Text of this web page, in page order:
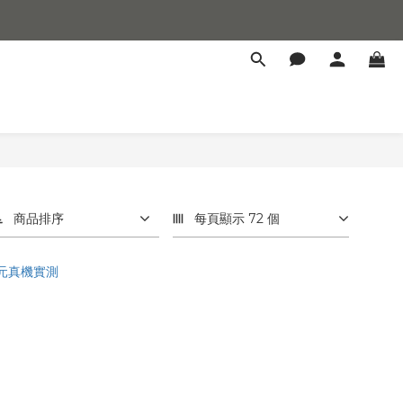
商品排序 每頁顯示 72 個